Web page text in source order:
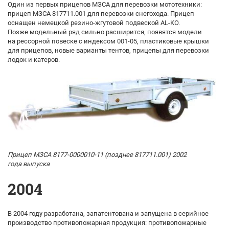
Один из первых прицепов МЗСА для перевозки мототехники:
прицеп МЗСА 817711.001 для перевозки снегохода. Прицеп
оснащен немецкой резино-жгутовой подвеской AL-KO.
Позже модельный ряд сильно расширится, появятся модели
на рессорной повеске с индексом 001-05, пластиковые крышки
для прицепов, новые варианты тентов, прицепы для перевозки
лодок и катеров.
Прицеп МЗСА 8177-0000010-11 (позднее 817711.001) 2002
года выпуска
2004
В 2004 году разработана, запатентована и запущена в серийное
производство противопожарная продукция: противопожарные